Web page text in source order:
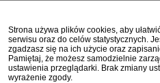
Strona używa plików cookies, aby
serwisu oraz do celów statystycznych.
zgadzasz się na ich użycie oraz
Pamiętaj, że możesz samodzielnie
ustawienia przeglądarki. Brak zmiany
wyrażenie zgody.